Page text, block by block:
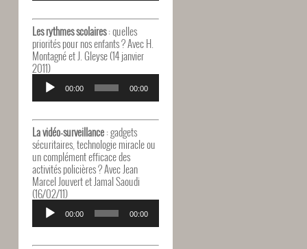
Les rythmes scolaires: quelles
priorités pour nos enfants ? Avec H.
Montagné et J. Gleyse (14 janvier
2011)
Lecteur
audio
00:00 00:00
La vidéo-surveillance: gadgets
sécuritaires, technologie miracle ou
un complément efficace des
activités policières ? Avec Jean
Marcel Jouvert et Jamal Saoudi
(16/02/11)
Lecteur
audio
00:00 00:00